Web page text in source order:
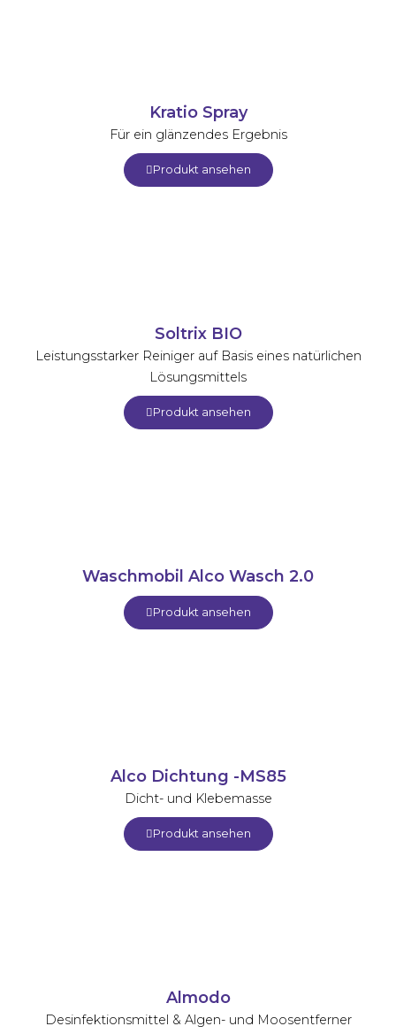
Kratio Spray
Für ein glänzendes Ergebnis
Produkt ansehen
Soltrix BIO
Leistungsstarker Reiniger auf Basis eines natürlichen
Lösungsmittels
Produkt ansehen
Waschmobil Alco Wasch 2.0
Produkt ansehen
Alco Dichtung -MS85
Dicht- und Klebemasse
Produkt ansehen
Almodo
Desinfektionsmittel & Algen- und Moosentferner